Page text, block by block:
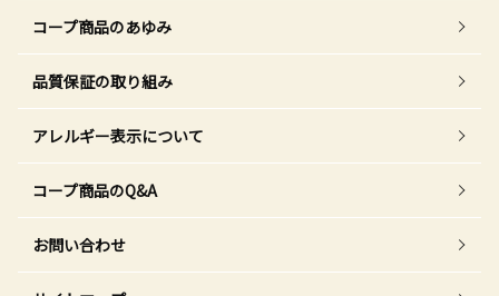
コープ商品のあゆみ
品質保証の取り組み
アレルギー表示について
コープ商品のQ&A
お問い合わせ